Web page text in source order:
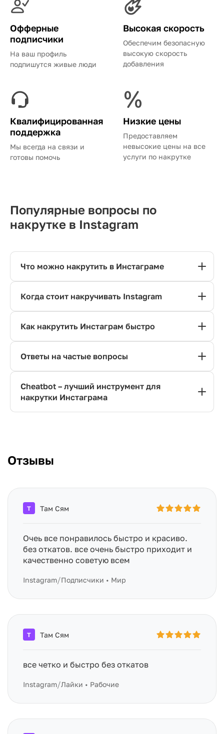
Офферные
подписчики
На ваш профиль
подпишутся живые люди
Высокая скорость
Обеспечим безопасную
высокую скорость
добавления
Квалифицированная
поддержка
Мы всегда на связи и
готовы помочь
Низкие цены
Предоставляем
невысокие цены на все
услуги по накрутке
Популярные вопросы по
накрутке в Instagram
Что можно накрутить в Инстаграме
Когда стоит накручивать Instagram
Как накрутить Инстаграм быстро
Ответы на частые вопросы
Cheatbot – лучший инструмент для
накрутки Инстаграма
Отзывы
Т Там Сям
Очеь все понравилось быстро и красиво.
без откатов. все очень быстро приходит и
качественно советую всем
Instagram/Подписчики • Мир
Т Там Сям
все четко и быстро без откатов
Instagram/Лайки • Рабочие